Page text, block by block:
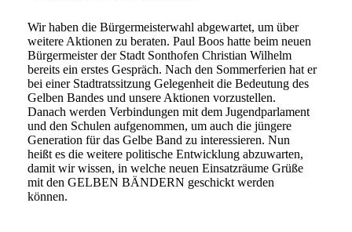
Wir haben die Bürgermeisterwahl abgewartet, um über
weitere Aktionen zu beraten. Paul Boos hatte beim neuen
Bürgermeister der Stadt Sonthofen Christian Wilhelm
bereits ein erstes Gespräch. Nach den Sommerferien hat er
bei einer Stadtratssitzung Gelegenheit die Bedeutung des
Gelben Bandes und unsere Aktionen vorzustellen.
Danach werden Verbindungen mit dem Jugendparlament
und den Schulen aufgenommen, um auch die jüngere
Generation für das Gelbe Band zu interessieren. Nun
heißt es die weitere politische Entwicklung abzuwarten,
damit wir wissen, in welche neuen Einsatzräume Grüße
mit den GELBEN BÄNDERN geschickt werden
können.